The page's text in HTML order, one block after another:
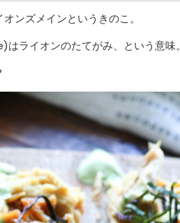
ンズメインというきのこ。
ライオンのたてがみ、という意味。